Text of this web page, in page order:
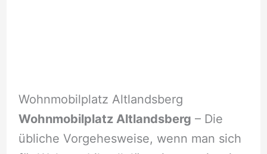
Wohnmobilplatz Altlandsberg
Wohnmobilplatz Altlandsberg – Die
übliche Vorgehesweise, wenn man sich